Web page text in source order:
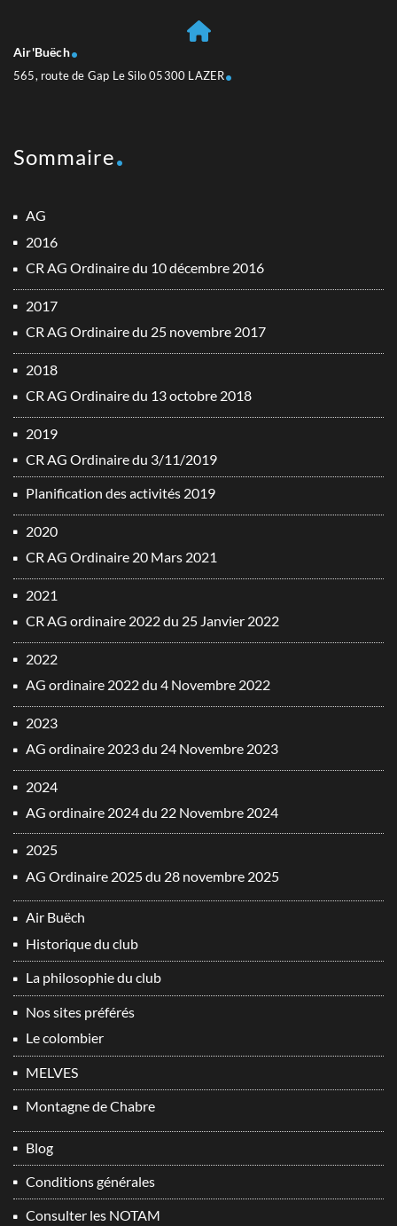
Air'Buëch
565, route de Gap Le Silo 05300 LAZER
Sommaire
AG
2016
CR AG Ordinaire du 10 décembre 2016
2017
CR AG Ordinaire du 25 novembre 2017
2018
CR AG Ordinaire du 13 octobre 2018
2019
CR AG Ordinaire du 3/11/2019
Planification des activités 2019
2020
CR AG Ordinaire 20 Mars 2021
2021
CR AG ordinaire 2022 du 25 Janvier 2022
2022
AG ordinaire 2022 du 4 Novembre 2022
2023
AG ordinaire 2023 du 24 Novembre 2023
2024
AG ordinaire 2024 du 22 Novembre 2024
2025
AG Ordinaire 2025 du 28 novembre 2025
Air Buëch
Historique du club
La philosophie du club
Nos sites préférés
Le colombier
MELVES
Montagne de Chabre
Blog
Conditions générales
Consulter les NOTAM